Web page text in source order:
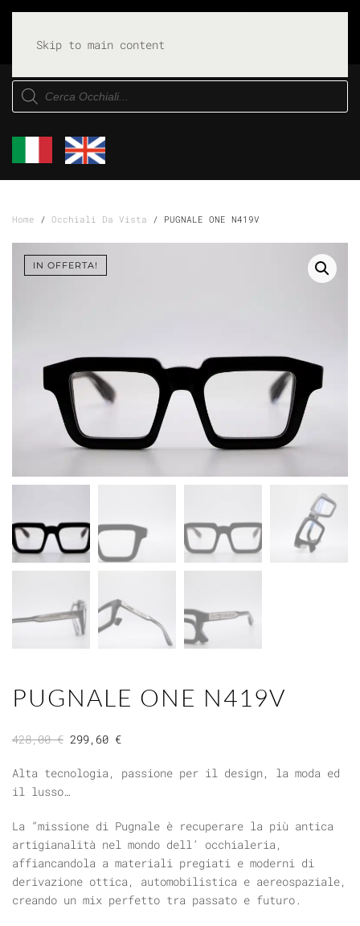
Skip to main content
Products
search
Home / Occhiali Da Vista / PUGNALE ONE N419V
IN OFFERTA!
PUGNALE ONE N419V
428,00€ Il
originale
299,60 €Il
attuale
Alta tecnologia, passione per il design, la moda ed
il lusso…
La “missione di Pugnale è recuperare la più antica
artigianalità nel mondo dell’ occhialeria,
affiancandola a materiali pregiati e moderni di
derivazione ottica, automobilistica e aereospaziale,
creando un mix perfetto tra passato e futuro.